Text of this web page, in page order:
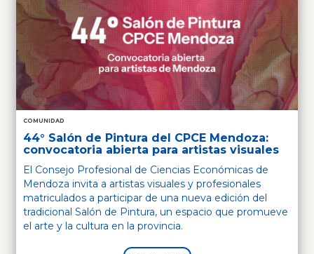
COMUNIDAD
44° Salón de Pintura del CPCE Mendoza:
convocatoria abierta para artistas visuales
El Consejo Profesional de Ciencias Económicas de
Mendoza invita a artistas visuales y profesionales
matriculados a participar de una nueva edición del
tradicional Salón de Pintura, un espacio que promueve
el arte y la cultura en la provincia.